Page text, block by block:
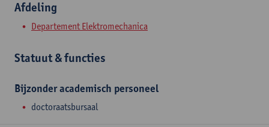
Afdeling
Departement Elektromechanica
Statuut & functies
Bijzonder academisch personeel
doctoraatsbursaal